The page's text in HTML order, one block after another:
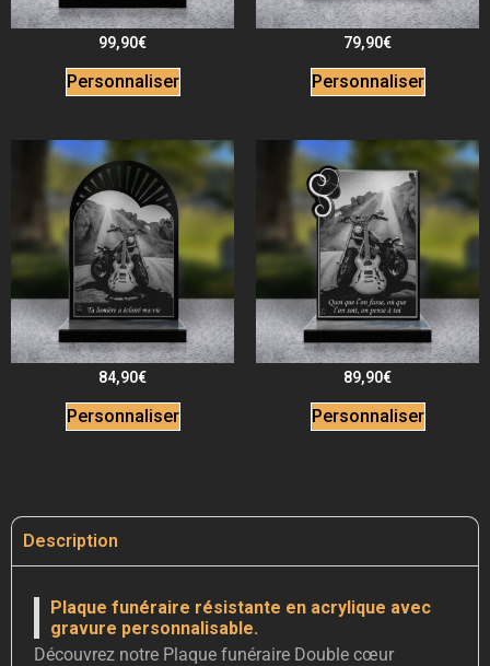
99,90€
Personnaliser
79,90€
Personnaliser
84,90€
Personnaliser
89,90€
Personnaliser
Description
Plaque funéraire résistante en acrylique avec
gravure personnalisable.
Découvrez notre Plaque funéraire Double cœur